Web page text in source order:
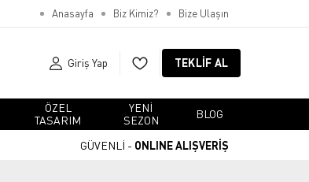
Anasayfa Biz Kimiz? Bize Ulaşın
Giriş Yap TEKLIF AL
ÖZEL
TASARIM
YENI
SEZON
BLOG
GÜVENLİ - ONLINE ALIŞVERİŞ